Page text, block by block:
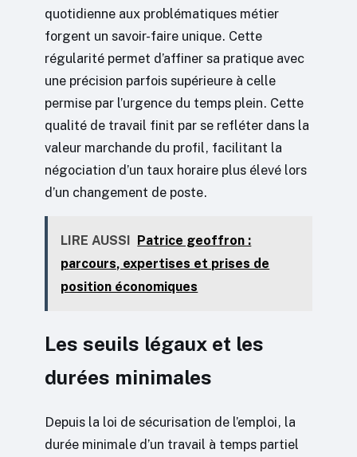
quotidienne aux problématiques métier
forgent un savoir-faire unique. Cette
régularité permet d’affiner sa pratique avec
une précision parfois supérieure à celle
permise par l’urgence du temps plein. Cette
qualité de travail finit par se refléter dans la
valeur marchande du profil, facilitant la
négociation d’un taux horaire plus élevé lors
d’un changement de poste.
LIRE AUSSI
Patrice geoffron :
parcours, expertises et prises de
position économiques
Les seuils légaux et les
durées minimales
Depuis la loi de sécurisation de l’emploi, la
durée minimale d’un travail à temps partiel